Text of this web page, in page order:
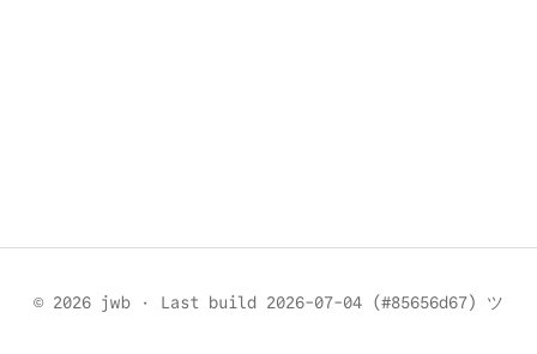
© 2026 jwb · Last build 2026-07-04 (#85656d67) ツ